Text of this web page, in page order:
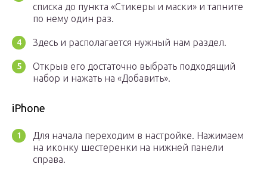
списка до пункта «Стикеры и маски» и тапните
по нему один раз.
Здесь и располагается нужный нам раздел.
Открыв его достаточно выбрать подходящий
набор и нажать на «Добавить».
iPhone
Для начала переходим в настройке. Нажимаем
на иконку шестеренки на нижней панели
справа.